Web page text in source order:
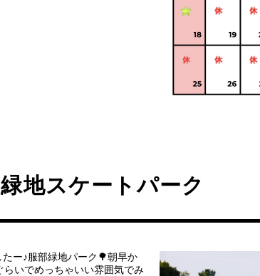
地スケートパーク
ー♪服部緑地パーク🌳朝早か
らいでめっちゃいい雰囲気でみ